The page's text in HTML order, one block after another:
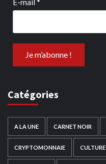
Catégories
A LA UNE CARNET NOIR
CRYPTOMONNAIE CULTURE